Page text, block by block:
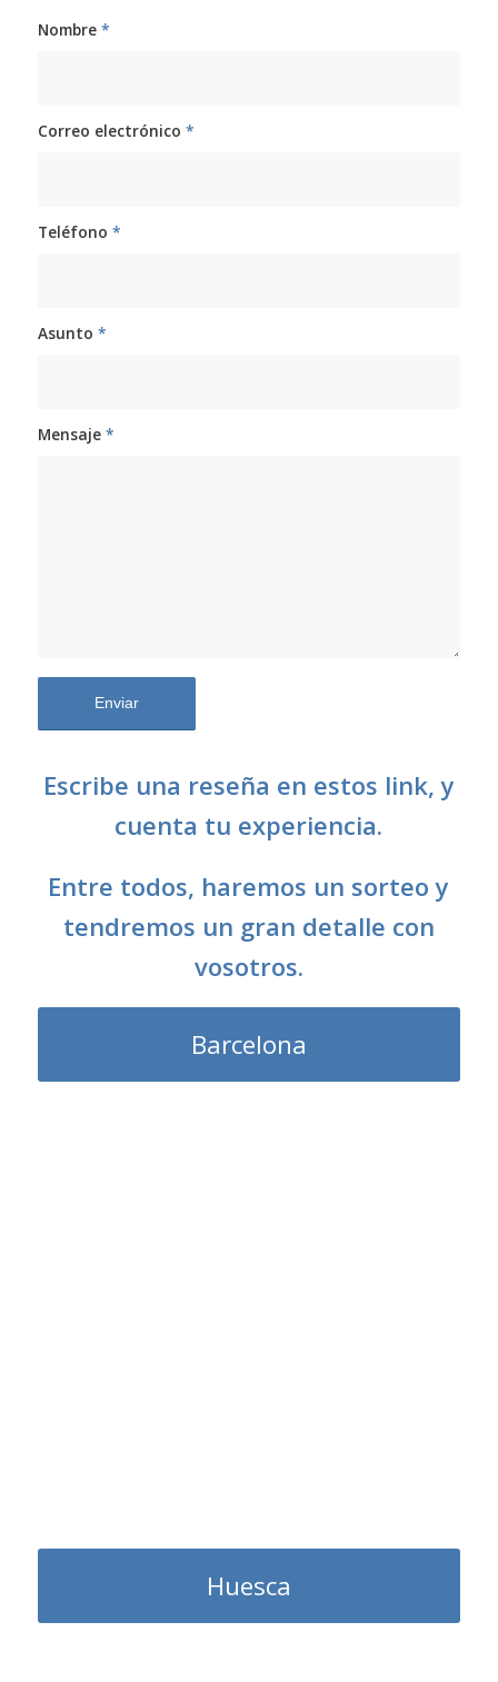
Nombre *
Correo electrónico *
Teléfono *
Asunto *
Mensaje *
Escribe una reseña en estos link, y
cuenta tu experiencia.
Entre todos, haremos un sorteo y
tendremos un gran detalle con
vosotros.
Barcelona
Huesca